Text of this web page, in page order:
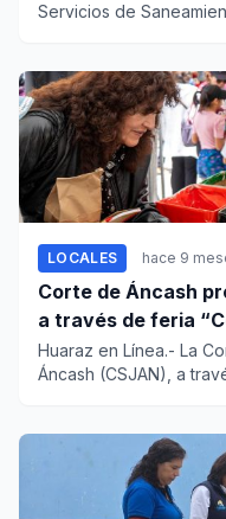
Servicios de
LOCALES hace 9
Corte de Áncash
a través de feria
Huaraz en Línea.- La
Áncash (CSJAN), a